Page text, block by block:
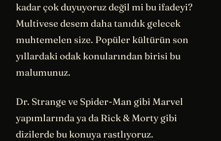
kadar çok duyuyoruz değil mi bu ifadeyi?
Multivese desem daha tanıdık gelecek
muhtemelen size. Popüler kültürün son
yıllardaki odak konularından birisi bu
malumunuz.
Dr. Strange ve Spider-Man gibi Marvel
yapımlarında ya da Rick & Morty gibi
dizilerde bu konuya rastlıyoruz.